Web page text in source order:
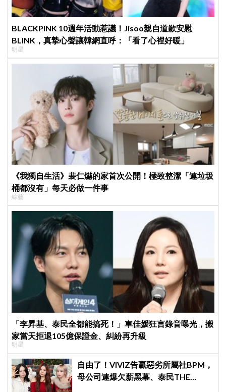
BLACKPINK 10週年活動惹議！Jisoo親自道歉安慰
BLINK，真摯心聲讓韓網直呼：「看了心裡好暖」
明星
《我獨自生活》裴仁爀的家首次公開！極致整潔「連垃圾
桶都沒有」每天必做一件事
綜藝
「李昇基、泰民全都能搞死！」車佳媛狂言錄音曝光，搬
家當天拒退105億保證金、糾紛再升級
明星
自由了！VIVIZ告贏惡劣所屬社BPM，
母公司連爆欠薪黑幕、泰民THE